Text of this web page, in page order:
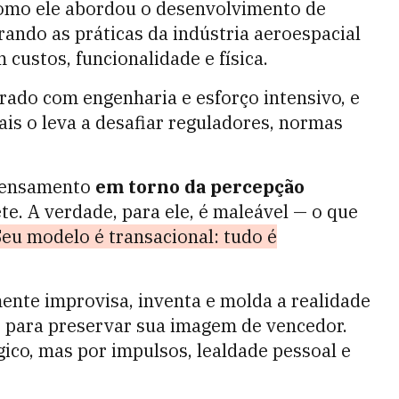
ele abordou o desenvolvimento de
as práticas da indústria aeroespacial
custos, funcionalidade e física.
com engenharia e esforço intensivo, e
o leva a desafiar reguladores, normas
em torno da percepção
A verdade, para ele, é maleável — o que
modelo é transacional: tudo é
improvisa, inventa e molda a realidade
preservar sua imagem de vencedor.
mas por impulsos, lealdade pessoal e